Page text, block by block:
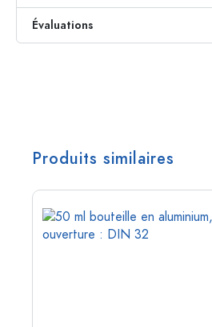
Évaluations
Produits similaires